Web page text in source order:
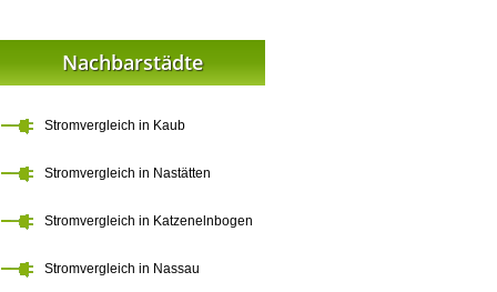
Nachbarstädte
Stromvergleich in Kaub
Stromvergleich in Nastätten
Stromvergleich in Katzenelnbogen
Stromvergleich in Nassau